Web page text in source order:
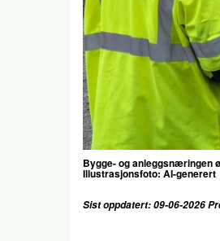
Bygge- og anleggsnæringen
Illustrasjonsfoto: AI-generert
Sist oppdatert: 09-06-2026